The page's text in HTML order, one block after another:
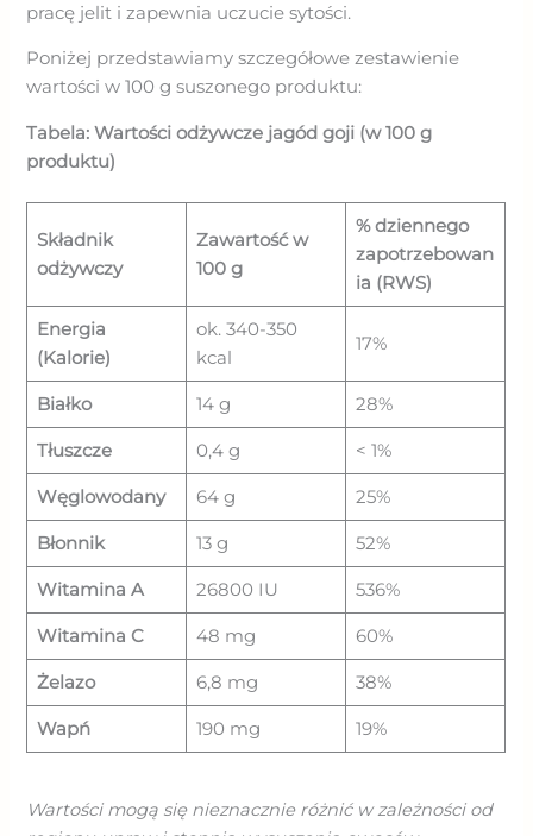
pracę jelit i zapewnia uczucie sytości.
Poniżej przedstawiamy szczegółowe zestawienie
wartości w 100 g suszonego produktu:
Tabela: Wartości odżywcze jagód goji (w 100 g
produktu)
Składnik
odżywczy
Zawartość w
100 g
% dziennego
zapotrzebowan
ia (RWS)
Energia
(Kalorie)
ok. 340-350
kcal
17%
Białko 14 g 28%
Tłuszcze 0,4 g < 1%
Węglowodany 64 g 25%
Błonnik 13 g 52%
Witamina A 26800 IU 536%
Witamina C 48 mg 60%
Żelazo 6,8 mg 38%
Wapń 190 mg 19%
Wartości mogą się nieznacznie różnić w zależności od